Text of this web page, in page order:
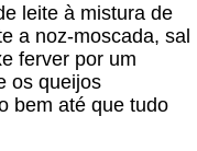
leite à mistura de
a noz-moscada, sal
ferver por um
os queijos
bem até que tudo